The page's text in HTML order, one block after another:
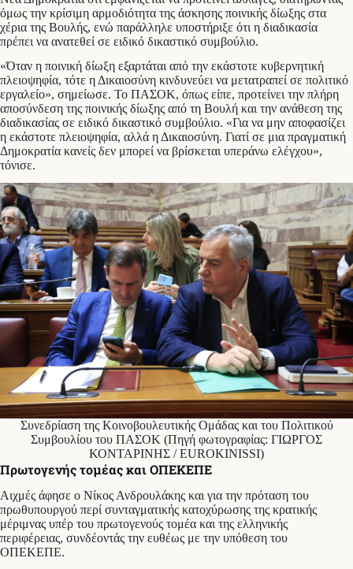
όμως την κρίσιμη αρμοδιότητα της άσκησης ποινικής δίωξης στα
χέρια της Βουλής, ενώ παράλληλε υποστήριξε ότι η διαδικασία
πρέπει να ανατεθεί σε ειδικό δικαστικό συμβούλιο.
«Όταν η ποινική δίωξη εξαρτάται από την εκάστοτε κυβερνητική
πλειοψηφία, τότε η Δικαιοσύνη κινδυνεύει να μετατραπεί σε πολιτικό
εργαλείο», σημείωσε. Το ΠΑΣΟΚ, όπως είπε, προτείνει την πλήρη
αποσύνδεση της ποινικής δίωξης από τη Βουλή και την ανάθεση της
διαδικασίας σε ειδικό δικαστικό συμβούλιο. «Για να μην αποφασίζει
η εκάστοτε πλειοψηφία, αλλά η Δικαιοσύνη. Γιατί σε μια πραγματική
Δημοκρατία κανείς δεν μπορεί να βρίσκεται υπεράνω ελέγχου»,
τόνισε.
Συνεδρίαση της Κοινοβουλευτικής Ομάδας και του Πολιτικού
Συμβουλίου του ΠΑΣΟΚ (Πηγή φωτογραφίας: ΓΙΩΡΓΟΣ
ΚΟΝΤΑΡΙΝΗΣ / EUROKINISSI)
Πρωτογενής τομέας και ΟΠΕΚΕΠΕ
Αιχμές άφησε ο Νίκος Ανδρουλάκης και για την πρόταση του
πρωθυπουργού περί συνταγματικής κατοχύρωσης της κρατικής
μέριμνας υπέρ του πρωτογενούς τομέα και της ελληνικής
περιφέρειας, συνδέοντάς την ευθέως με την υπόθεση του
ΟΠΕΚΕΠΕ.